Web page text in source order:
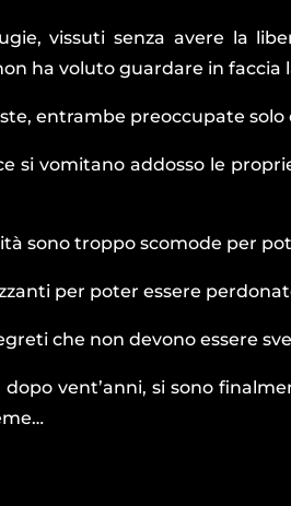
vissuti senza avere la
ha voluto guardare in faccia
entrambe preoccupate solo
si vomitano addosso le
sono troppo scomode per
per poter essere
che non devono essere
dopo vent’anni, si sono